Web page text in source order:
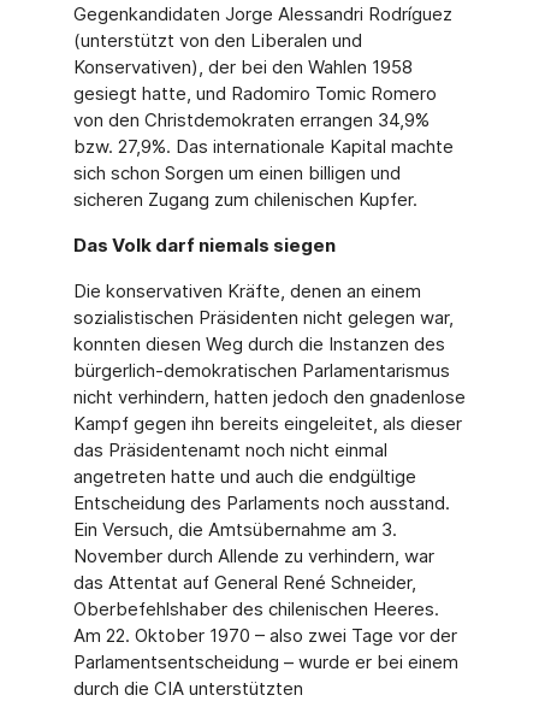
Gegenkandidaten Jorge Alessandri Rodríguez
(unterstützt von den Liberalen und
Konservativen), der bei den Wahlen 1958
gesiegt hatte, und Radomiro Tomic Romero
von den Christdemokraten errangen 34,9%
bzw. 27,9%. Das internationale Kapital machte
sich schon Sorgen um einen billigen und
sicheren Zugang zum chilenischen Kupfer.
Das Volk darf niemals siegen
Die konservativen Kräfte, denen an einem
sozialistischen Präsidenten nicht gelegen war,
konnten diesen Weg durch die Instanzen des
bürgerlich-demokratischen Parlamentarismus
nicht verhindern, hatten jedoch den gnadenlose
Kampf gegen ihn bereits eingeleitet, als dieser
das Präsidentenamt noch nicht einmal
angetreten hatte und auch die endgültige
Entscheidung des Parlaments noch ausstand.
Ein Versuch, die Amtsübernahme am 3.
November durch Allende zu verhindern, war
das Attentat auf General René Schneider,
Oberbefehlshaber des chilenischen Heeres.
Am 22. Oktober 1970 – also zwei Tage vor der
Parlamentsentscheidung – wurde er bei einem
durch die CIA unterstützten